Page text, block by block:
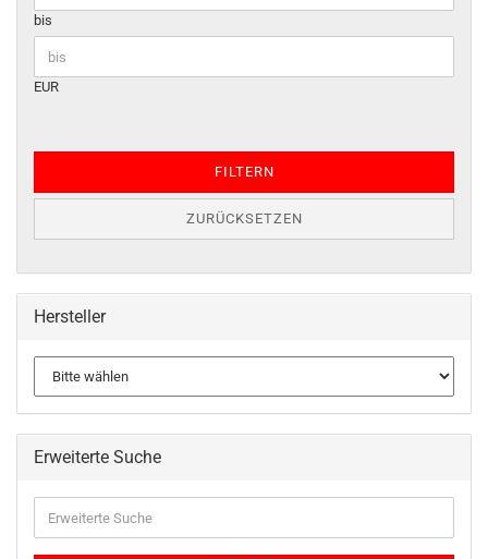
bis
EUR
FILTERN
ZURÜCKSETZEN
Hersteller
Erweiterte Suche